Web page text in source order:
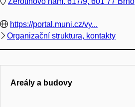
https://portal.muni.cz/vy...
Organizační struktura, kontakty
Areály a budovy